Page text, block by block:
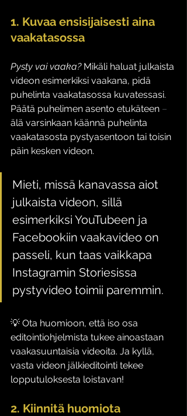
1. Kuvaa ensisijaisesti aina
vaakatasossa
Pysty vai vaaka? Mikäli haluat julkaista
videon esimerkiksi vaakana, pidä
puhelinta vaakatasossa kuvatessasi.
Päätä puhelimen asento etukäteen –
älä varsinkaan käännä puhelinta
vaakatasosta pystyasentoon tai toisin
päin kesken videon.
Mieti, missä kanavassa aiot
julkaista videon, sillä
esimerkiksi YouTubeen ja
Facebookiin vaakavideo on
passeli, kun taas vaikkapa
Instagramin Storiesissa
pystyvideo toimii paremmin.
💡 Ota huomioon, että iso osa
editointiohjelmista tukee ainoastaan
vaakasuuntaisia videoita. Ja kyllä,
vasta videon jälkieditointi tekee
lopputuloksesta loistavan!
2. Kiinnitä huomiota